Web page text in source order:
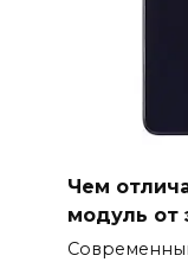
Чем
модуль от